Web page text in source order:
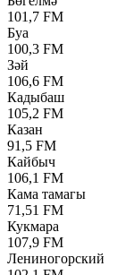
101,7 FM
Буа
100,3 FM
Зәй
106,6 FM
Кадыбаш
105,2 FM
Казан
91,5 FM
Кайбыч
106,1 FM
Кама тамагы
71,51 FM
Кукмара
107,9 FM
Лениногорский